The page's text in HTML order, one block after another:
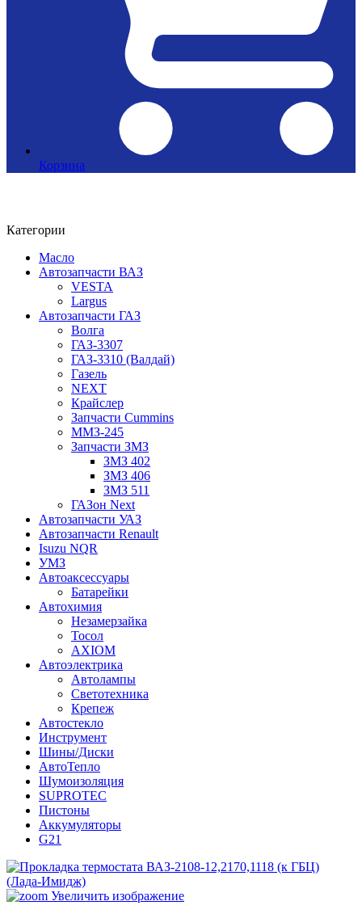
Корзина
Категории
Масло
Автозапчасти ВАЗ
VESTA
Largus
Автозапчасти ГАЗ
Волга
ГАЗ-3307
ГАЗ-3310 (Валдай)
Газель
NEXT
Крайслер
Запчасти Cummins
ММЗ-245
Запчасти ЗМЗ
ЗМЗ 402
ЗМЗ 406
ЗМЗ 511
ГАЗон Next
Автозапчасти УАЗ
Автозапчасти Renault
Isuzu NQR
УМЗ
Автоаксессуары
Батарейки
Автохимия
Незамерзайка
Тосол
AXIOM
Автоэлектрика
Автолампы
Светотехника
Крепеж
Автостекло
Инструмент
Шины/Диски
АвтоТепло
Шумоизоляция
SUPROTEC
Пистоны
Аккумуляторы
G21
Увеличить изображение